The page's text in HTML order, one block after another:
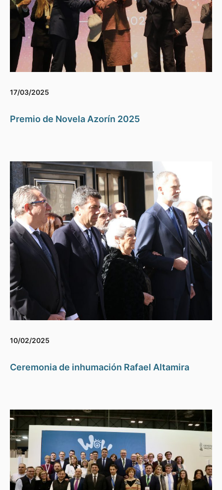
17/03/2025
Premio de Novela Azorín 2025
10/02/2025
Ceremonia de inhumación Rafael Altamira